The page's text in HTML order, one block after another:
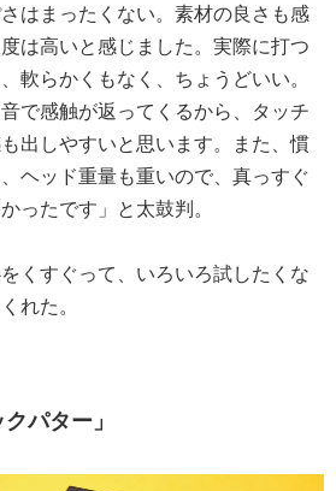
はまったくない。素材の良さも感
は高いと感じました。実際に打つ
軟らかくもなく、ちょうどいい。
で感触が返ってくるから、タッチ
出しやすいと思います。また、慣
ヘッド重量も重いので、真っすぐ
ったです」と太鼓判。
くすぐって、いろいろ試したくな
れた。
パター」